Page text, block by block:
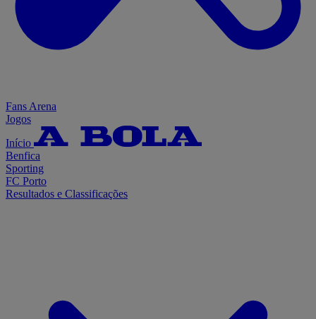
Fans Arena
Jogos
Início
Benfica
Sporting
FC Porto
Resultados e Classificações